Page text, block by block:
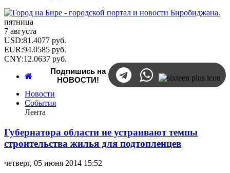
пятница
7 августа
USD:81.4077 руб.
EUR:94.0585 руб.
CNY:12.0637 руб.
Подпишись на
НОВОСТИ!
Новости
События
Лента
Губернатора области не устраивают темпы
строительства жилья для подтопленцев
четверг, 05 июня 2014 15:52